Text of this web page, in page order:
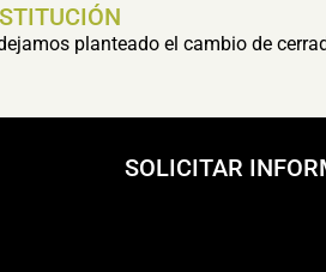
planteado el cambio de
SOLICITAR